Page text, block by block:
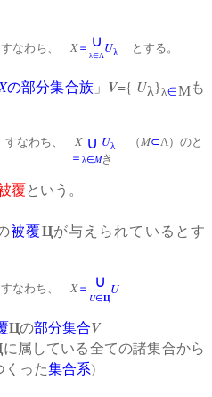
すなわち、 X＝ ∪ Uλ とする。
λ∈Λ
の部分集合族」 V={ Uλ}λ∈Μも
すなわち、 X
＝
∪ Uλ （M⊂Λ）のと
き
λ∈M
覆 という。
被覆Цが与えられているとす
すなわち、 X＝ ∪ U
U∈Ц
Цの部分集合V
に属している全ての諸集合から
くった集合系)